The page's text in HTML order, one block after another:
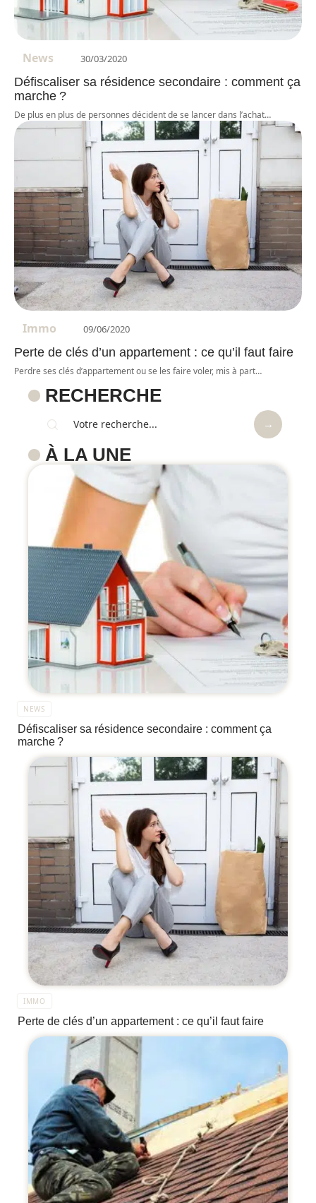
News 30/03/2020
Défiscaliser sa résidence secondaire : comment ça
marche ?
De plus en plus de personnes décident de se lancer dans l’achat…
Immo 09/06/2020
Perte de clés d’un appartement : ce qu’il faut faire
Perdre ses clés d’appartement ou se les faire voler, mis à part…
RECHERCHE
À LA UNE
NEWS
Défiscaliser sa résidence secondaire : comment ça
marche ?
IMMO
Perte de clés d’un appartement : ce qu’il faut faire